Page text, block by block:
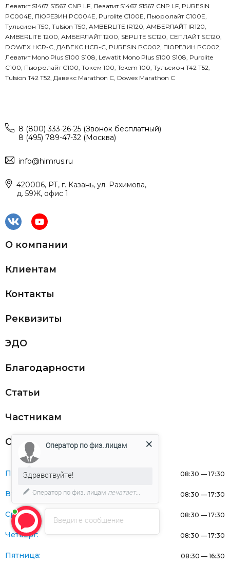
Леватит S1467 S1567 CNP LF, Леватит S1467 S1567 CNP LF, PURESIN
PC004E, ПЮРЕЗИН PC004E, Purolite C100E, Пьюролайт C100E,
Тульсион T50, Tulsion T50, AMBERLITE IR120, АМБЕРЛАЙТ IR120,
AMBERLITE 1200, АМБЕРЛАЙТ 1200, SEPLITE SC120, СЕПЛАЙТ SC120,
DOWEX HCR-C, ДАВЕКС HCR-C, PURESIN PC002, ПЮРЕЗИН PC002,
Леватит Mono Plus S100 S108, Lewatit Mono Plus S100 S108, Purolite
C100, Пьюролайт C100, Токем 100, Tokem 100, Тульсион T42 Т52,
Tulsion T42 Т52, Давекс Marathon C, Dowex Marathon C
8 (800) 333-26-25 (Звонок бесплатный)
8 (495) 789-47-32 (Москва)
info@himrus.ru
420006, РТ, г. Казань, ул. Рахимова,
д. 59Ж, офис 1
О компании
Клиентам
Контакты
Реквизиты
ЭДО
Благодарности
Статьи
Частникам
Оферта
Понедельник: 08:30 — 17:30
Вторник: 08:30 — 17:30
Среда: 08:30 — 17:30
Четверг: 08:30 — 17:30
Пятница: 08:30 — 16:30
Введите сообщение
Оператор по физ. лицам
Здравствуйте!
Оператор по физ. лицам печатает...